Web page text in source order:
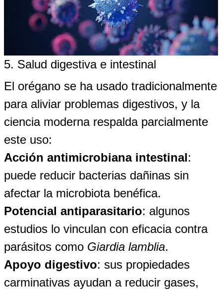
5. Salud digestiva e intestinal
El orégano se ha usado tradicionalmente
para aliviar problemas digestivos, y la
ciencia moderna respalda parcialmente
este uso:
Acción antimicrobiana intestinal:
puede reducir bacterias dañinas sin
afectar la microbiota benéfica.
Potencial antiparasitario: algunos
estudios lo vinculan con eficacia contra
parásitos como Giardia lamblia.
Apoyo digestivo: sus propiedades
carminativas ayudan a reducir gases,